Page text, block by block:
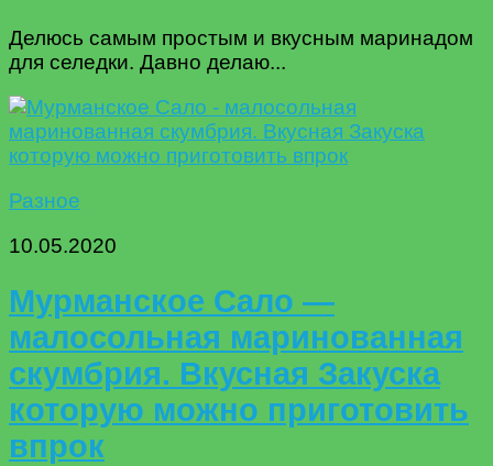
Делюсь самым простым и вкусным маринадом
для селедки. Давно делаю...
Разное
10.05.2020
Мурманское Сало —
малосольная маринованная
скумбрия. Вкусная Закуска
которую можно приготовить
впрок